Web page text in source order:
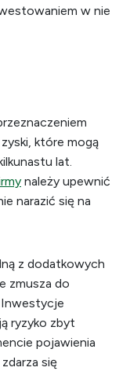
w nie
które mogą
lat.
należy upewnić
narazić się na
z dodatkowych
zmusza do
ryzyko zbyt
pojawienia
się